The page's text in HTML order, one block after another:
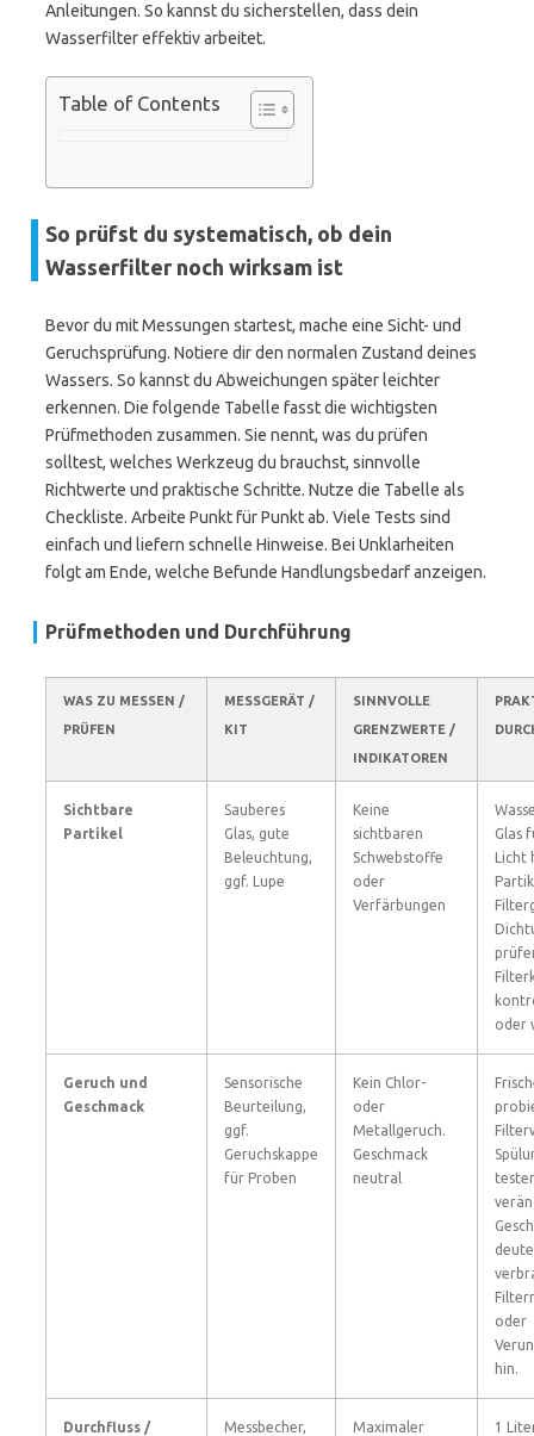
Anleitungen. So kannst du sicherstellen, dass dein
Wasserfilter effektiv arbeitet.
Table of Contents
So prüfst du systematisch, ob dein
Wasserfilter noch wirksam ist
Bevor du mit Messungen startest, mache eine Sicht- und
Geruchsprüfung. Notiere dir den normalen Zustand deines
Wassers. So kannst du Abweichungen später leichter
erkennen. Die folgende Tabelle fasst die wichtigsten
Prüfmethoden zusammen. Sie nennt, was du prüfen
solltest, welches Werkzeug du brauchst, sinnvolle
Richtwerte und praktische Schritte. Nutze die Tabelle als
Checkliste. Arbeite Punkt für Punkt ab. Viele Tests sind
einfach und liefern schnelle Hinweise. Bei Unklarheiten
folgt am Ende, welche Befunde Handlungsbedarf anzeigen.
Prüfmethoden und Durchführung
WAS ZU MESSEN /
PRÜFEN
MESSGERÄT /
KIT
SINNVOLLE
GRENZWERTE /
INDIKATOREN
Sichtbare
Partikel
Sauberes
Glas, gute
Beleuchtung,
ggf. Lupe
Keine
sichtbaren
Schwebstoffe
oder
Verfärbungen
Glas
Licht
oder
Geruch und
Geschmack
Sensorische
Beurteilung,
ggf.
Geruchskappe
für Proben
Kein Chlor-
oder
Metallgeruch.
Geschmack
neutral
oder
hin.
Durchfluss /
Messbecher,
Maximaler
1